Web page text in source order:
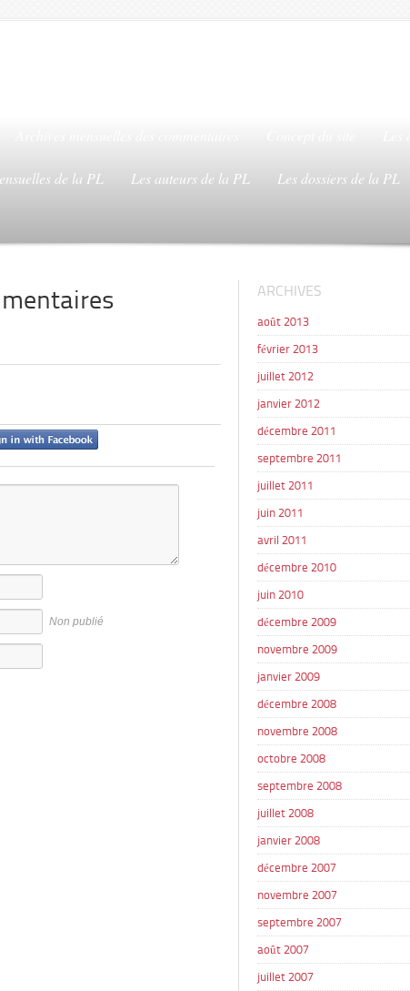
de la PL Les auteurs de la PL Les dossiers de la PL
Non publié
ARCHIVES
août 2013
février 2013
juillet 2012
janvier 2012
décembre 2011
septembre 2011
juillet 2011
juin 2011
avril 2011
décembre 2010
juin 2010
décembre 2009
novembre 2009
janvier 2009
décembre 2008
novembre 2008
octobre 2008
septembre 2008
juillet 2008
janvier 2008
décembre 2007
novembre 2007
septembre 2007
août 2007
juillet 2007